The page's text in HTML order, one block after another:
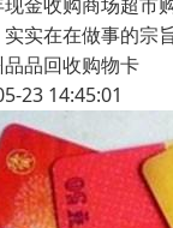
实在在做事的宗
品回收购物卡
23 14:45:01